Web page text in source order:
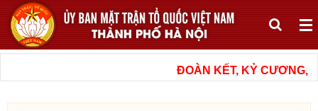
ĐOÀN KẾT, KỶ CƯƠNG,